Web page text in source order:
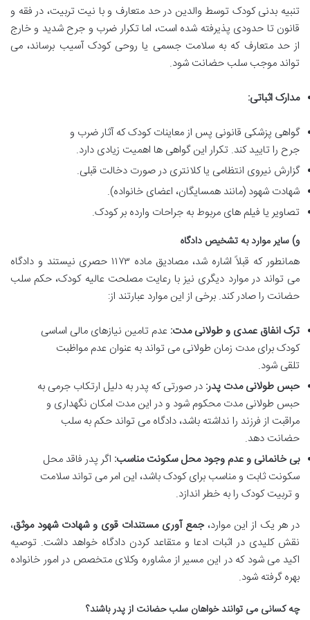
تنبیه بدنی کودک توسط والدین در حد متعارف و با نیت تربیت، در فقه و
قانون تا حدودی پذیرفته شده است، اما تکرار ضرب و جرح شدید و خارج
از حد متعارف که به سلامت جسمی یا روحی کودک آسیب برساند، می
تواند موجب سلب حضانت شود.
مدارک اثباتی:
گواهی پزشکی قانونی پس از معاینات کودک که آثار ضرب و
جرح را تایید کند. تکرار این گواهی ها اهمیت زیادی دارد.
گزارش نیروی انتظامی یا کلانتری در صورت دخالت قبلی.
شهادت شهود (مانند همسایگان، اعضای خانواده).
تصاویر یا فیلم های مربوط به جراحات وارده بر کودک.
و) سایر موارد به تشخیص دادگاه
همانطور که قبلاً اشاره شد، مصادیق ماده ۱۱۷۳ حصری نیستند و دادگاه
می تواند در موارد دیگری نیز با رعایت مصلحت عالیه کودک، حکم سلب
حضانت را صادر کند. برخی از این موارد عبارتند از:
ترک انفاق عمدی و طولانی مدت: عدم تامین نیازهای مالی اساسی
کودک برای مدت زمان طولانی می تواند به عنوان عدم مواظبت
تلقی شود.
حبس طولانی مدت پدر: در صورتی که پدر به دلیل ارتکاب جرمی به
حبس طولانی مدت محکوم شود و در این مدت امکان نگهداری و
مراقبت از فرزند را نداشته باشد، دادگاه می تواند حکم به سلب
حضانت دهد.
بی خانمانی و عدم وجود محل سکونت مناسب: اگر پدر فاقد محل
سکونت ثابت و مناسب برای کودک باشد، این امر می تواند سلامت
و تربیت کودک را به خطر اندازد.
در هر یک از این موارد،جمع آوری مستندات قوی و شهادت شهود موثق،
نقش کلیدی در اثبات ادعا و متقاعد کردن دادگاه خواهد داشت. توصیه
اکید می شود که در این مسیر از مشاوره وکلای متخصص در امور خانواده
بهره گرفته شود.
چه کسانی می توانند خواهان سلب حضانت از پدر باشند؟